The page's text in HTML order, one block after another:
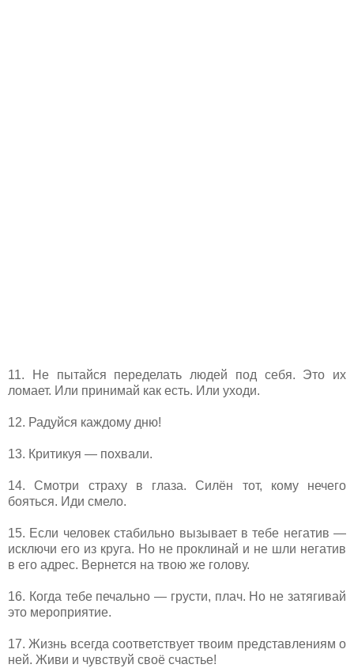
11. Не пытайся переделать людей под себя. Это их
ломает. Или принимай как есть. Или уходи.
12. Радуйся каждому дню!
13. Критикуя — похвали.
14. Смотри страху в глаза. Силён тот, кому нечего
бояться. Иди смело.
15. Если человек стабильно вызывает в тебе негатив —
исключи его из круга. Но не проклинай и не шли негатив
в его адрес. Вернется на твою же голову.
16. Когда тебе печально — грусти, плач. Но не затягивай
это мероприятие.
17. Жизнь всегда соответствует твоим представлениям о
ней. Живи и чувствуй своё счастье!